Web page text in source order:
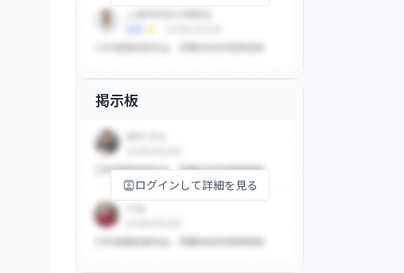
掲示板
ログインして詳細を見る